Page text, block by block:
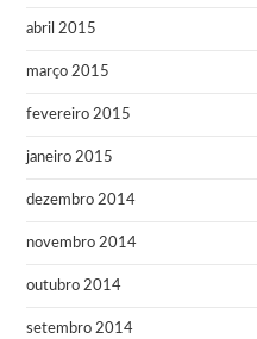
abril 2015
março 2015
fevereiro 2015
janeiro 2015
dezembro 2014
novembro 2014
outubro 2014
setembro 2014